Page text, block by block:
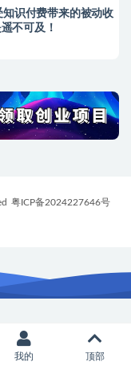
识付费带来的被动收
不可及！
粤ICP备2024227646号
我的 顶部